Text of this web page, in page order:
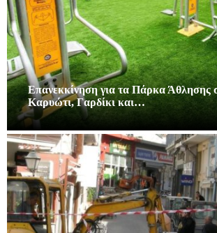
Επανεκκίνηση για τα Πάρκα Άθλησης
Καρυώτι, Γαρδίκι και…